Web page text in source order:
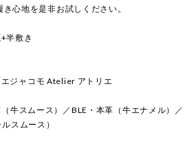
心地を是非お試しください。
半敷き
ジャコモ Atelier アトリエ
牛スムース）／BLE・本革（牛エナメル）／
スムース）